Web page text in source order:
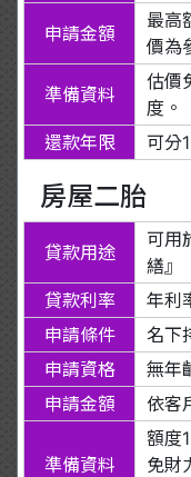
申請金額
最高
價為
準備資料
估價
度。
還款年限
可分
房屋二胎
貸款用途
可用
繕』
貸款利率
年利
申請條件
名下
申請資格
無年
申請金額
依客
準備資料
額度
免財